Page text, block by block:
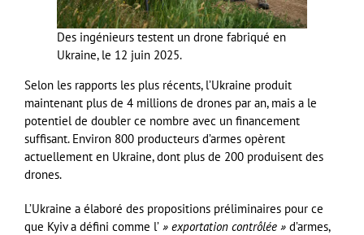
Des ingénieurs testent un drone fabriqué en
Ukraine, le 12 juin 2025.
Selon les rapports les plus récents, l’Ukraine produit
maintenant plus de 4 millions de drones par an, mais a le
potentiel de doubler ce nombre avec un financement
suffisant. Environ 800 producteurs d’armes opèrent
actuellement en Ukraine, dont plus de 200 produisent des
drones.
L’Ukraine a élaboré des propositions préliminaires pour ce
que Kyiv a défini comme l’ » exportation contrôlée » d’armes,